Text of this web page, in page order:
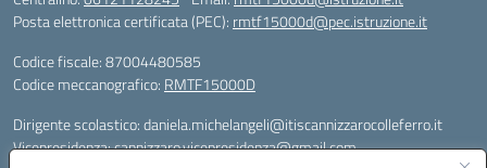
Posta elettronica certificata (PEC): rmtf15000d@pec.istruzione.it
Codice fiscale: 87004480585
Codice meccanografico: RMTF15000D
Dirigente scolastico: daniela.michelangeli@itiscannizzarocolleferro.it
Vicepresidenza: cannizzaro.vicepresidenza@gmail.com